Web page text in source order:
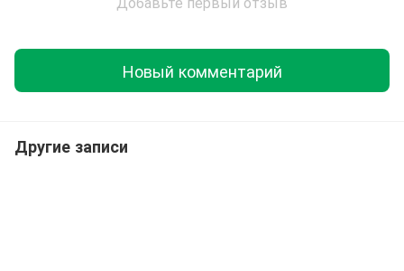
Новый комментарий
Другие записи